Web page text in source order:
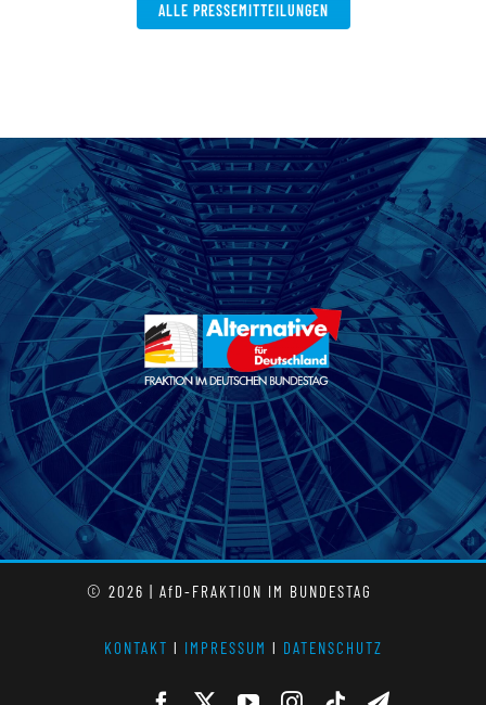
ALLE PRESSEMITTEILUNGEN
© 2026 | AfD-FRAKTION IM BUNDESTAG
KONTAKT l IMPRESSUM l DATENSCHUTZ